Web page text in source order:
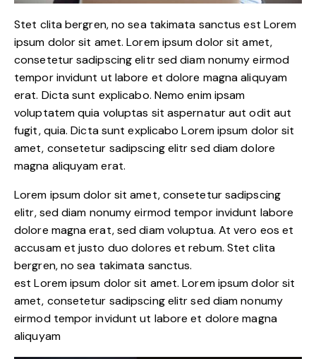
Stet clita bergren, no sea takimata sanctus est Lorem
ipsum dolor sit amet. Lorem ipsum dolor sit amet,
consetetur sadipscing elitr sed diam nonumy eirmod
tempor invidunt ut labore et dolore magna aliquyam
erat. Dicta sunt explicabo. Nemo enim ipsam
voluptatem quia voluptas sit aspernatur aut odit aut
fugit, quia. Dicta sunt explicabo Lorem ipsum dolor sit
amet, consetetur sadipscing elitr sed diam dolore
magna aliquyam erat.
Lorem ipsum dolor sit amet, consetetur sadipscing
elitr, sed diam nonumy eirmod tempor invidunt labore
dolore magna erat, sed diam voluptua. At vero eos et
accusam et justo duo dolores et rebum. Stet clita
bergren, no sea takimata sanctus.
est Lorem ipsum dolor sit amet. Lorem ipsum dolor sit
amet, consetetur sadipscing elitr sed diam nonumy
eirmod tempor invidunt ut labore et dolore magna
aliquyam